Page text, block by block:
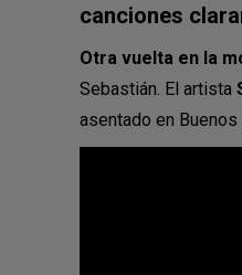
canciones
Otra vuelta en la
Sebastián. El artista
asentado en